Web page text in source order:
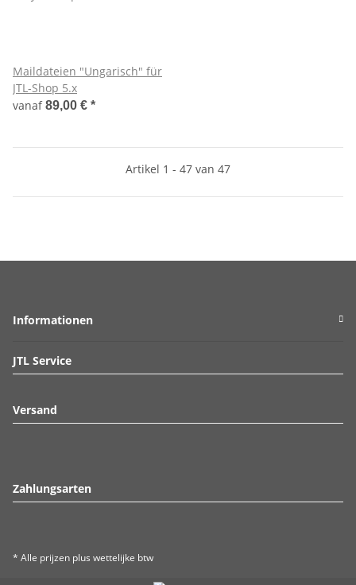
Maildateien "Ungarisch" für
JTL-Shop 5.x
vanaf89,00 € *
Artikel 1 - 47 van 47
Informationen
JTL Service
Versand
Zahlungsarten
* Alle prijzen plus wettelijke btw